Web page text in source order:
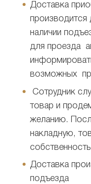
Доставка
производится
наличии
для проезда
возможных
Сотрудник
товар и
желанию.
накладную,
Доставка
подъезда